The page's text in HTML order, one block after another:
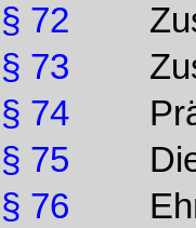
§ 72
§ 73
§ 74
§ 75
§ 76